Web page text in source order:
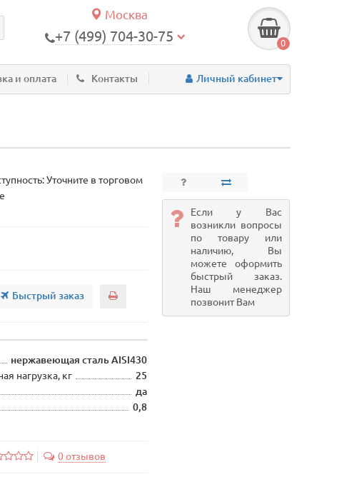
Москва
+7 (499) 704-30-75 0
и оплата Контакты Личный кабинет
Уточните в торговом
Быстрый заказ
нержавеющая сталь AISI430
нагрузка, кг
25
да
0,8
0 отзывов
Если у Вас
возникли вопросы
по товару или
наличию, Вы
можете оформить
быстрый заказ.
Наш менеджер
позвонит Вам